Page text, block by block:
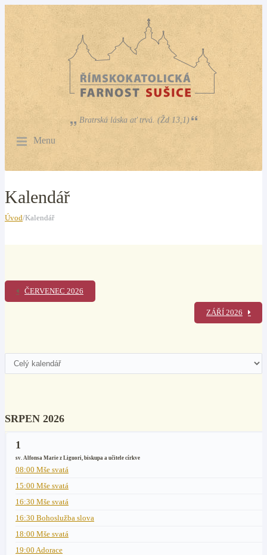
Bratrská láska ať trvá. (Žd 13,1)
Menu
Kalendář
Úvod/Kalendář
ČERVENEC 2026
ZÁŘÍ 2026
SRPEN 2026
1
sv. Alfonsa Marie z Liguori, biskupa a učitele církve
08:00 Mše svatá
15:00 Mše svatá
16:30 Mše svatá
16:30 Bohoslužba slova
18:00 Mše svatá
19:00 Adorace